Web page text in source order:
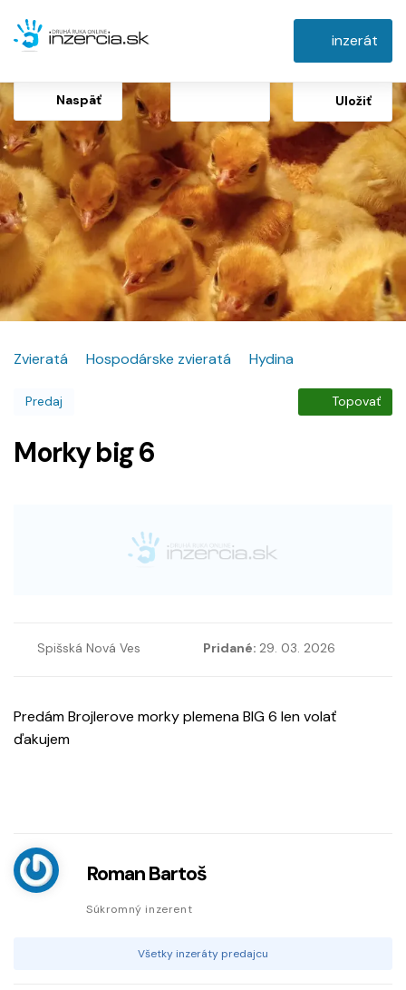
inzerát
Naspäť Uložiť
Zvieratá Hospodárske zvieratá Hydina
Predaj Topovať
Morky big 6
Spišská Nová Ves Pridané: 29. 03. 2026
Predám Brojlerove morky plemena BIG 6 len volať
ďakujem
Roman Bartoš
Súkromný inzerent
Všetky inzeráty predajcu